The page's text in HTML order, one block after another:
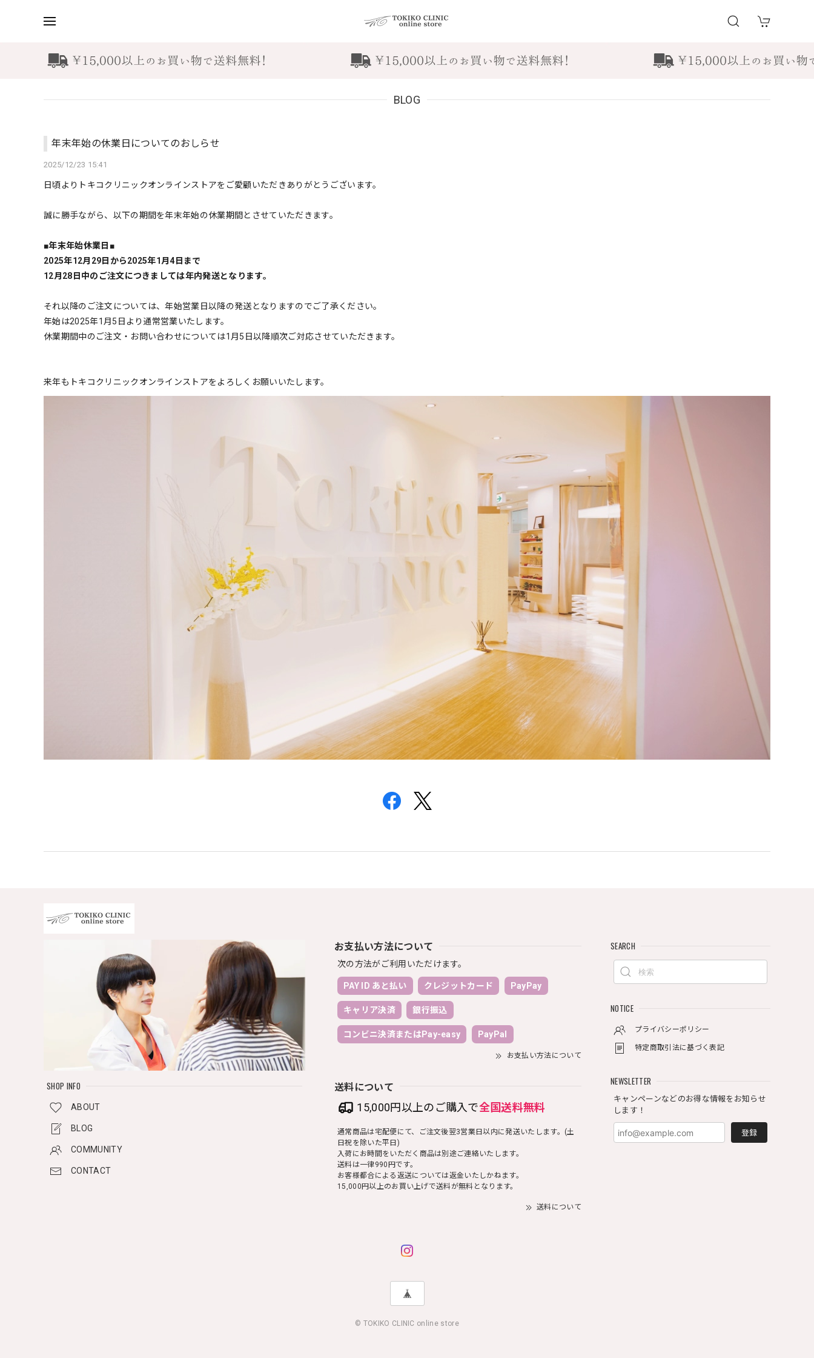
BLOG
年末年始の休業日についてのおしらせ
2025/12/23 15:41
日頃よりトキコクリニックオンラインストアをご愛顧いただきありがとうございます。
誠に勝手ながら、以下の期間を年末年始の休業期間とさせていただきます。
■年末年始休業日■
2025年12月29日から2025年1月4日まで
12月28日中のご注文につきましては年内発送となります。
それ以降のご注文については、年始営業日以降の発送となりますのでご了承ください。
年始は2025年1月5日より通常営業いたします。
休業期間中のご注文・お問い合わせについては1月5日以降順次ご対応させていただきます。
来年もトキコクリニックオンラインストアをよろしくお願いいたします。
SHOP INFO
ABOUT
BLOG
COMMUNITY
CONTACT
お支払い方法について
次の方法がご利用いただけます。
PAY ID あと払い クレジットカード PayPay
キャリア決済 銀行振込
コンビニ決済またはPay-easy PayPal
お支払い方法について
送料について
15,000円以上のご購入で全国送料無料
通常商品は宅配便にて、ご注文後翌3営業日以内に発送いたします。(土
日祝を除いた平日)
入荷にお時間をいただく商品は別途ご連絡いたします。
送料は一律990円です。
お客様都合による返送については返金いたしかねます。
15,000円以上のお買い上げで送料が無料となります。
送料について
SEARCH
NOTICE
プライバシーポリシー
特定商取引法に基づく表記
NEWSLETTER
キャンペーンなどのお得な情報をお知らせ
します！
登録
© TOKIKO CLINIC online store